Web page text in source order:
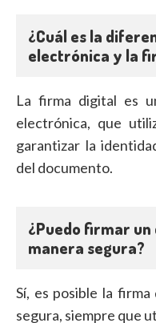
¿Cuál es la
electrónica y la
La firma digital es
electrónica, que
garantizar la
del documento.
¿Puedo firmar
manera segura?
Sí, es posible la
segura, siempre que